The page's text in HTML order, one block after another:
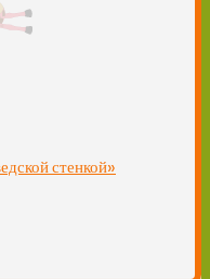
стенкой»